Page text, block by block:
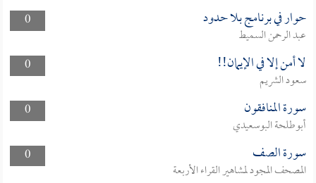
0 حوار في برنامج بلا حدود
عبد الرحمن السميط
0
لا أمن إلا في الإيمان!!
سعود الشريم
0
سورة المنافقون
أبوطلحة البوسعيدي
0
سورة الصف
المصحف المجود لمشاهير القراء الأربعة